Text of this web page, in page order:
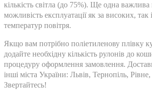
кількість світла (до 75%). Ще одна
можливість експлуатації як за високих, так
температур повітря.
Якщо вам потрібно поліетиленову плівку
додайте необхідну кількість рулонів до
процедуру оформлення замовлення.
інші міста України: Львів, Тернопіль,
Звертайтесь!